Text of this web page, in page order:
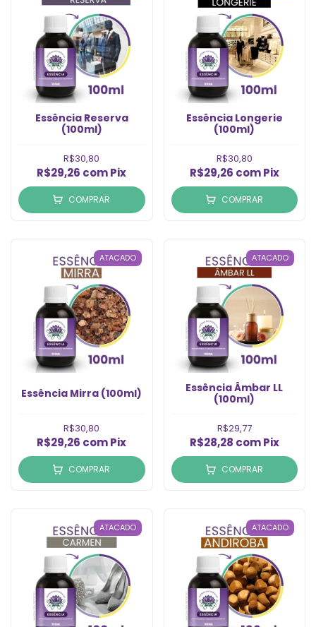
Essência Reserva
(100ml)
R$30,80
R$29,26 comPix
COMPRAR
Essência Longerie
(100ml)
R$30,80
R$29,26 com Pix
COMPRAR
ATACADO
Essência Mirra (100ml)
R$30,80
R$29,26 comPix
COMPRAR
ATACADO
Essência Âmbar LL
(100ml)
R$29,77
R$28,28 com Pix
COMPRAR
ATACADO ATACADO